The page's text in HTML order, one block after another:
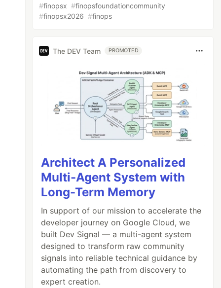
#finopsx #finopsfoundationcommunity
#finopsx2026 #finops
The DEV Team PROMOTED
Architect A Personalized
Multi-Agent System with
Long-Term Memory
In support of our mission to accelerate the
developer journey on Google Cloud, we
built Dev Signal — a multi-agent system
designed to transform raw community
signals into reliable technical guidance by
automating the path from discovery to
expert creation.